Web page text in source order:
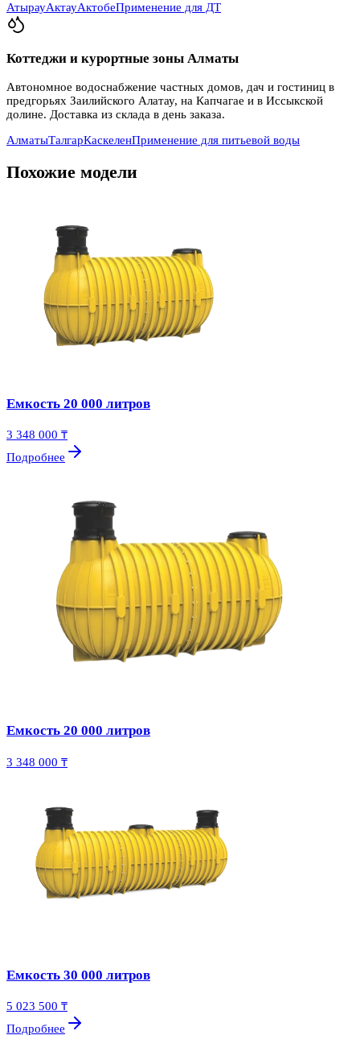
АтырауАктауАктобеПрименение для ДТ
Коттеджи и курортные зоны Алматы
Автономное водоснабжение частных домов, дач и гостиниц в
предгорьях Заилийского Алатау, на Капчагае и в Иссыкской
долине. Доставка из склада в день заказа.
АлматыТалгарКаскеленПрименение для питьевой воды
Похожие модели
Емкость 20 000 литров
3 348 000 ₸
Подробнее
Емкость 20 000 литров
3 348 000 ₸
Емкость 30 000 литров
5 023 500 ₸
Подробнее